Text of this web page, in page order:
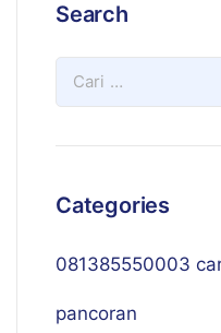
Search
Categories
081385550003
pancoran